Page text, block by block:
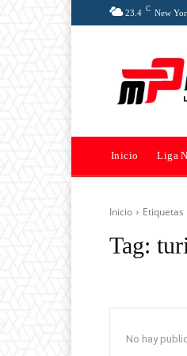
23.4 C New
Inicio Liga
Inicio Etiquetas
Tag:
No hay